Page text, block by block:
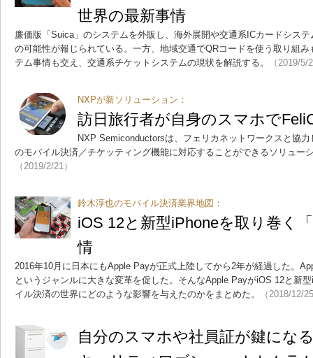
世界の最新事情
廉価版「Suica」のシステムを外販し、海外展開や交通系ICカードシス
の可能性が報じられている。一方、地域交通でQRコードを使う取り組
テム事情も交え、交通系チケットシステムの現状を解説する。
（2019/5/
NXPが新ソリューション：
訪日旅行者が自身のスマホで
NXP Semiconductorsは、フェリカネットワークスと協
のモバイル決済／チケッティング機能に対応することができるソリュー
（2019/2/21）
鈴木淳也のモバイル決済業界地図：
iOS 12と新型iPhoneを取り巻く
情
2016年10月に日本にもApple Payが正式上陸してから2年が経過した。
というジャンルに大きな変革を促した。そんなApple PayがiOS 12と新
イル決済の世界にどのような影響を与えたのかをまとめた。
（2018/12/
自分のスマホや社員証が鍵にな